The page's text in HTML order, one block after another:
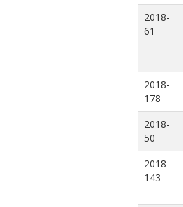
2018-
61
2018-
178
2018-
50
2018-
143